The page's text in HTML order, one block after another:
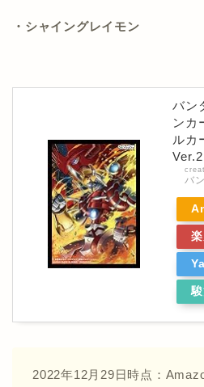
・シャイングレイモン
バン
ンカ
ルカ
バ
2022年12月29日時点：